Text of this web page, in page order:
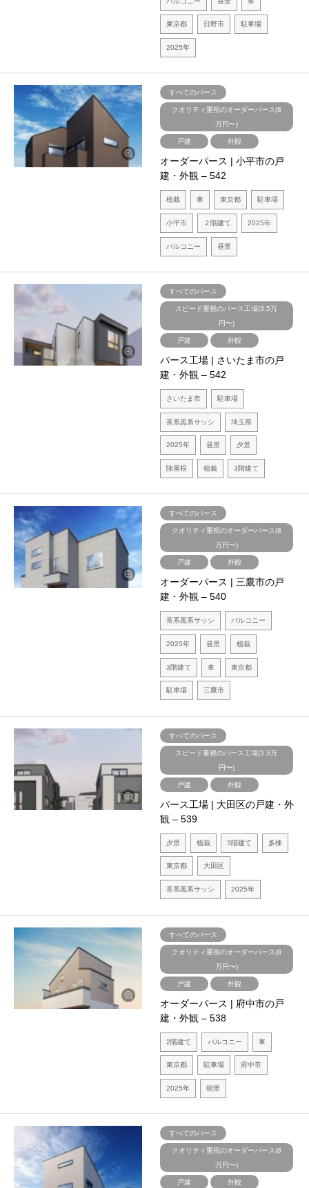
東京都 日野市 駐車場
2025年
すべてのパース
クオリティ重視のオーダーパース(8
万円〜)
戸建 外観
オーダーパース | 小平市の戸
建・外観 – 542
植栽 車 東京都 駐車場
小平市 ２階建て 2025年
バルコニー 昼景
すべてのパース
スピード重視のパース工場(3.5万
円〜)
戸建 外観
パース工場 | さいたま市の戸
建・外観 – 542
さいたま市 駐車場
茶系黒系サッシ 埼玉県
2025年 昼景 夕景
陸屋根 植栽 3階建て
すべてのパース
クオリティ重視のオーダーパース(8
万円〜)
戸建 外観
オーダーパース | 三鷹市の戸
建・外観 – 540
茶系黒系サッシ バルコニー
2025年 昼景 植栽
3階建て 車 東京都
駐車場 三鷹市
すべてのパース
スピード重視のパース工場(3.5万
円〜)
戸建 外観
パース工場 | 大田区の戸建・外
観 – 539
夕景 植栽 3階建て 多棟
東京都 大田区
茶系黒系サッシ 2025年
すべてのパース
クオリティ重視のオーダーパース(8
万円〜)
戸建 外観
オーダーパース | 府中市の戸
建・外観 – 538
2階建て バルコニー 車
東京都 駐車場 府中市
2025年 朝景
すべてのパース
クオリティ重視のオーダーパース(8
万円〜)
戸建 外観